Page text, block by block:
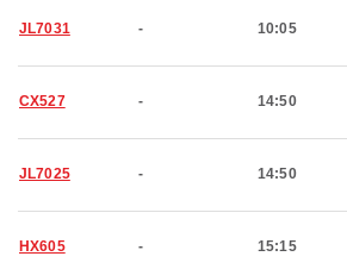
JL7031 - 10:05
CX527 - 14:50
JL7025 - 14:50
HX605 - 15:15